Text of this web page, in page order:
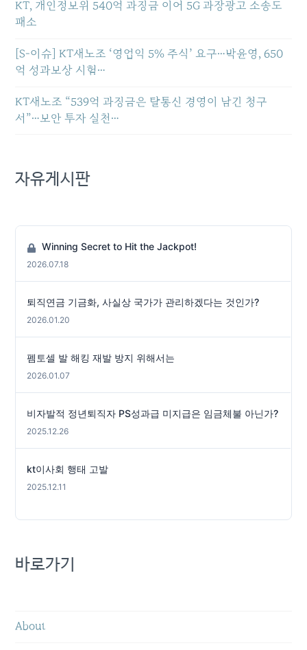
KT, 개인정보위 540억 과징금 이어 5G 과장광고 소송도
패소
[S-이슈] KT새노조 ‘영업익 5% 주식’ 요구…박윤영, 650
억 성과보상 시험…
KT새노조 “539억 과징금은 탈통신 경영이 남긴 청구
서”…보안 투자 실천…
자유게시판
Winning Secret to Hit the Jackpot!
2026.07.18
퇴직연금 기금화, 사실상 국가가 관리하겠다는 것인가?
2026.01.20
펨토셀 발 해킹 재발 방지 위해서는
2026.01.07
비자발적 정년퇴직자 PS성과급 미지급은 임금체불 아닌가?
2025.12.26
kt이사회 행태 고발
2025.12.11
바로가기
About